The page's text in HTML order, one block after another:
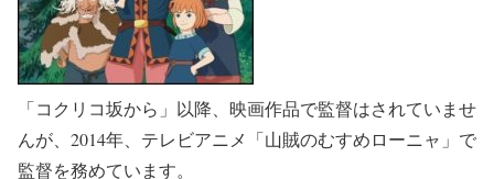
「コクリコ坂から」以降、映画作品で監督はされていませ
んが、2014年、テレビアニメ「山賊のむすめローニャ」で
監督を務めています。